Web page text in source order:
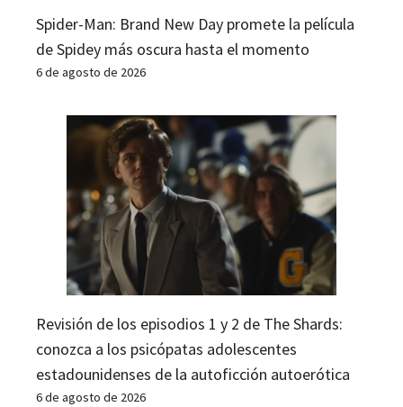
Spider-Man: Brand New Day promete la película
de Spidey más oscura hasta el momento
6 de agosto de 2026
Revisión de los episodios 1 y 2 de The Shards:
conozca a los psicópatas adolescentes
estadounidenses de la autoficción autoerótica
6 de agosto de 2026